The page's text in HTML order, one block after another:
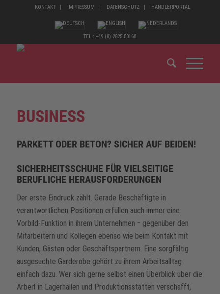
KONTAKT IMPRESSUM DATENSCHUTZ HÄNDLERPORTAL
TEL.: +49 (0) 2825 80168
BUSINESS
PARKETT ODER BETON? SICHER AUF BEIDEN!
SICHERHEITSSCHUHE FÜR VIELSEITIGE
BERUFLICHE HERAUSFORDERUNGEN
Der erste Eindruck zählt. Gerade Beschäftigte in
verantwortlichen Positionen erfüllen auch immer eine
Vorbild-Funktion in ihrem Unternehmen ‒ gegenüber den
Mitarbeitern und Kollegen ebenso wie beim Kontakt mit
Kunden, Gästen oder Geschäftspartnern. Eine sorgfältig
ausgesuchte Garderobe gehört zu ihrem Arbeitsalltag
einfach dazu. Wer sich gerne selbst einen Überblick über die
Arbeit in Lagerhallen und Produktionsstätten verschafft,